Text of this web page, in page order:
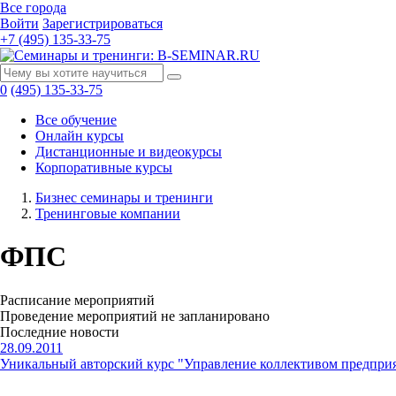
Все города
Войти Зарегистрироваться
+7 (495) 135-33-75
0 (495) 135-33-75
Все обучение
Онлайн курсы
Дистанционные и видеокурсы
Корпоративные курсы
Бизнес семинары и тренинги
Тренинговые компании
ФПС
Расписание мероприятий
Проведение мероприятий не запланировано
Последние новости
28.09.2011
Уникальный авторский курс "Управление коллективом